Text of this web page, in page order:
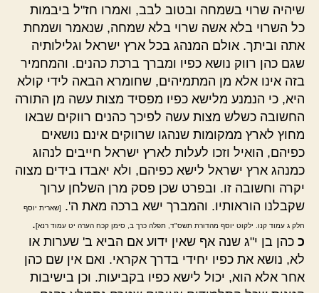
שיהיה שרוי בשמחה ובטוב לבב, ואמרו חז"ל ביבמות
כל השרוי בלא אשה שרוי בלא שמחה, שנאמר ושמחת
אתה וביתך. אולם המנהג בכל ארץ ישראל וגלילותיה
שגם כהן רווק נושא כפיו ומברך ברכת כהנים. והמחמיר
בזה אינו אלא מן המתמיהים, שחומרא הבאה לידי קולא
היא, כי הנמנע מלישא כפיו מפסיד מצות עשה מן התורה
החשובה כשלש מצות עשה לפיכך כהנים רווקים שבאו
מחוץ לארץ ממקומות שנהגו שרווקים אינם נושאים
כפיהם, הואיל וזכו לעלות לארץ ישראל חייבים לנהוג
כמנהג ארץ ישראל לישא כפיהם, ולא יאבדו בידים מצוה
יקרה וחשובה זו. ובפרט שכן פסק מרן השלחן ערוך
שקבלנו הוראותיו. והמברך ישא ברכה מאת ה'.
[שארית יוסף
חלק ג עמוד קנו. ילקוט יוסף מהדורת תשס"ד, תפלה כרך ב, סימן קכח הערה יט עמוד רנא].
כ כהן בן י"ג שנה אף שאין ידוע אם הביא ב' שערות או
לא, נושא את כפיו יחידי בדרך אקראי. ואם אין שם כהן
אחר אלא הוא, יכול לישא כפיו בקביעות. וכן בישיבות